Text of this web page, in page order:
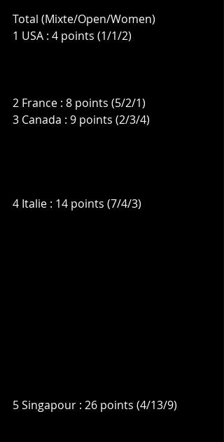
Total (Mixte/Open/Women)
1 USA : 4 points (1/1/2)
2 France : 8 points (5/2/1)
3 Canada : 9 points (2/3/4)
4 Italie : 14 points (7/4/3)
5 Singapour : 26 points (4/13/9)